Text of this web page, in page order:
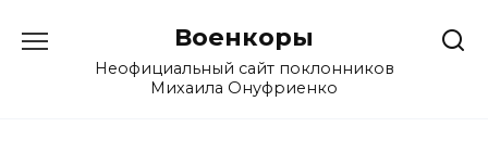
содержанию
Военкоры
Неофициальный сайт поклонников
Михаила Онуфриенко